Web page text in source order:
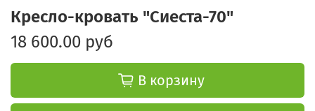
Кресло-кровать "Сиеста-70"
18 600.00 руб
В корзину